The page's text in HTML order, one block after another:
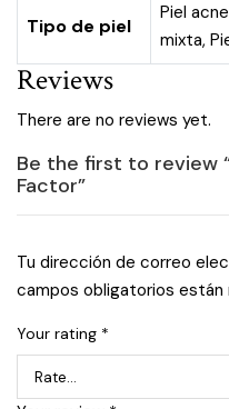
Tipo de piel
Piel
mixta,
Reviews
There are no reviews yet.
Be the first to review
Factor”
Tu dirección de correo
campos obligatorios están
Your rating *